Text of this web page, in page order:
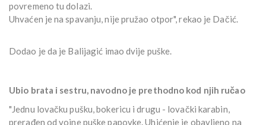
povremeno tu dolazi.
Uhvaćen je na spavanju, nije pružao otpor", rekao je Dačić.
Dodao je da je Balijagić imao dvije puške.
Ubio brata i sestru, navodno je prethodno kod njih ručao
"Jednu lovačku pušku, bokericu i drugu - lovački karabin,
prerađen od vojne puške papovke. Uhićenje je obavljeno na